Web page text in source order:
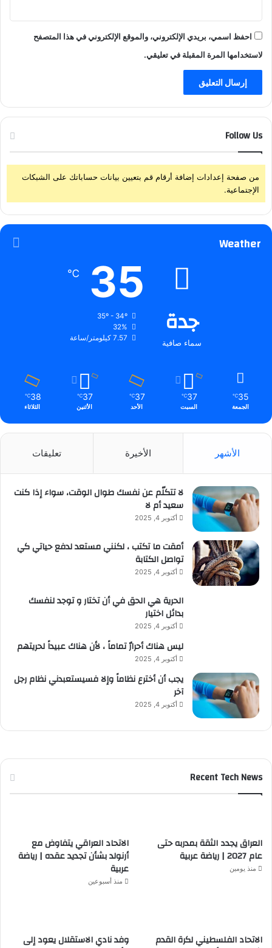
احفظ اسمي، بريدي الإلكتروني، والموقع الإلكتروني في هذا المتصفح
لاستخدامها المرة المقبلة في تعليقي.
Follow Us
من صفحة إعدادات إضافة أرقام قم بتعيين بيانات حساباتك على الشبكات
الإجتماعية.
Weather
جدة
سماء صافية
35
℃
32%
7.57 كيلومتر/ساعة
35
℃
الجمعة
37
℃
السبت
37
℃
الأحد
37
℃
الأثنين
38
℃
الثلاثاء
الأشهر الأخيرة تعليقات
لا تتكلّم عن نفسك طوال الوقت، سواء إذا كنت
سعيد أم لا
أكتوبر 4, 2025
أمقت ما تكتب ، لكنني مستعد لدفع حياتي كي
تواصل الكتابة
أكتوبر 4, 2025
الحرية هي الحق في أن تختار و توجد لنفسك
بدائل اختيار
أكتوبر 4, 2025
ليس هناك أحرارٌ تماماً ، لأن هناك عبيداً لحريتهم
أكتوبر 4, 2025
يجب أن أخترع نظاماً وإلا فسيستعبدني نظام رجل
آخر
أكتوبر 4, 2025
Recent Tech News
العراق يجدد الثقة بمدربه حتى
عام 2027 | رياضة عربية
منذ يومين
الاتحاد العراقي يتفاوض مع
أرنولد بشأن تجديد عقده | رياضة
عربية
منذ أسبوعين
الاتحاد الفلسطيني لكرة القدم
وفد نادي الاستقلال يعود إلى